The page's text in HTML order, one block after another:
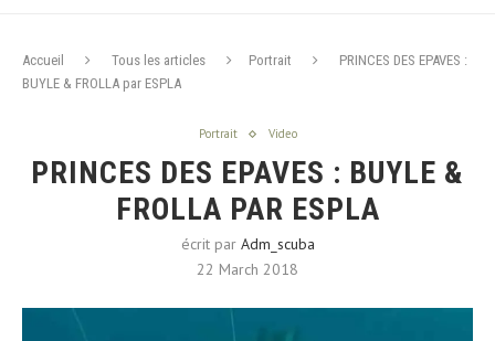
Accueil Tous les articles Portrait
PRINCES DES EPAVES :
BUYLE & FROLLA par ESPLA
Portrait Video
PRINCES DES EPAVES : BUYLE &
FROLLA PAR ESPLA
écrit par Adm_scuba
22 March 2018